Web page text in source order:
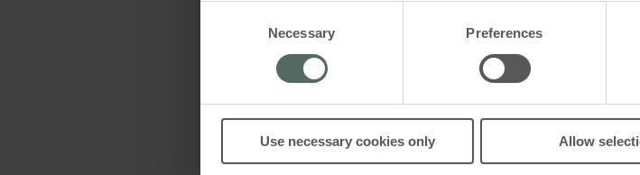
Necessary Preferences
Use necessary cookies only Allow
spesielt hvis de er designet
sosiokulturelle kriteriene. Det
designet med fokus på å